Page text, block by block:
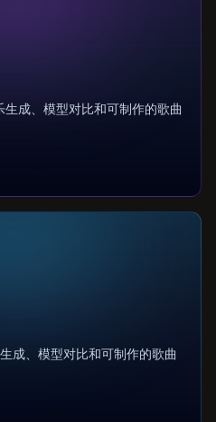
成、模型对比和可制作的歌曲
成、模型对比和可制作的歌曲